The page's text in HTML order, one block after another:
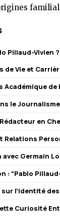
Pillaud-Vivien ?
de Vie et
Académique de
le Journalisme
en
Relations
avec Germain
: “Pablo
l’Identité
Curiosité